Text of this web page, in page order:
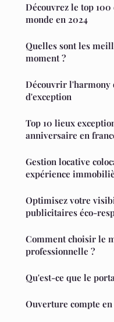
Découvrez le top
monde en 2024
Quelles sont les
moment ?
Découvrir l'harmony
d'exception
Top 10 lieux
anniversaire en
Gestion locative
expérience
Optimisez votre
publicitaires éco-
Comment choisir le
professionnelle ?
Qu'est-ce que le
Ouverture compte